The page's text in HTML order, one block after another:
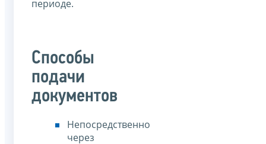
периоде.
Способы
подачи
документов
Непосредственно
через